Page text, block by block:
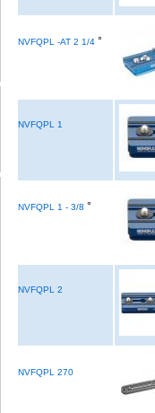
NVFQPL -AT 2 1/4 °
NVFQPL 1
NVFQPL 1 - 3/8 °
NVFQPL 2
NVFQPL 270